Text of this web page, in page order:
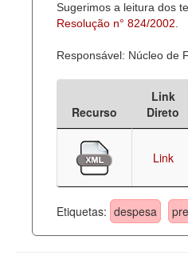
Legislação
Sugerimos a leitura dos
Resolução n° 824/2002
Responsável: Núcleo de
Recurso
Link
Direto
Link
Etiquetas: despesa